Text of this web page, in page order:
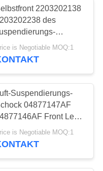
640
2203202138
des
Luft-
W220
is Negotiable MOQ:1
Suspendierungs-
04877147AF
Front Left
Dodges RAM
is Negotiable MOQ:1